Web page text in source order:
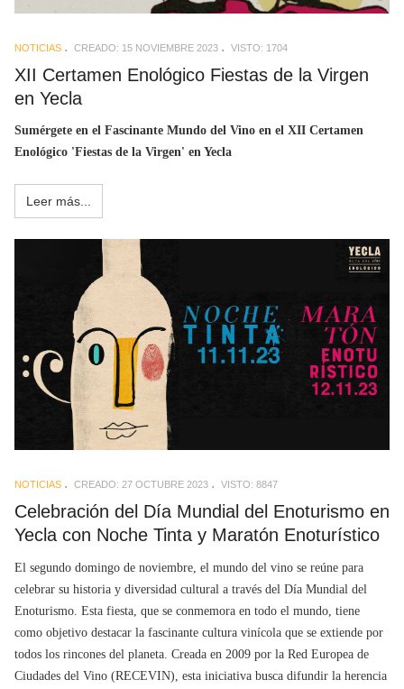
NOTICIAS CREADO: 15 NOVIEMBRE 2023 VISTO: 1704
XII Certamen Enológico Fiestas de la Virgen
en Yecla
Sumérgete en el Fascinante Mundo del Vino en el XII Certamen
Enológico 'Fiestas de la Virgen' en Yecla
Leer más...
NOTICIAS CREADO: 27 OCTUBRE 2023 VISTO: 8847
Celebración del Día Mundial del Enoturismo en
Yecla con Noche Tinta y Maratón Enoturístico
El segundo domingo de noviembre, el mundo del vino se reúne para
celebrar su historia y diversidad cultural a través del Día Mundial del
Enoturismo. Esta fiesta, que se conmemora en todo el mundo, tiene
como objetivo destacar la fascinante cultura vinícola que se extiende por
todos los rincones del planeta. Creada en 2009 por la Red Europea de
Ciudades del Vino (RECEVIN), esta iniciativa busca difundir la herencia